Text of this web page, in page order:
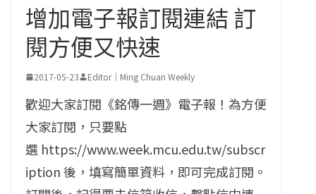
增加電子報訂閱連結 訂
閱方便又快速
2017-05-23 Editor｜Ming Chuan Weekly
歡迎大家訂閱《銘傳一週》電子報！為方便
大家訂閱，只要點
選 https://www.week.mcu.edu.tw/subscr
iption 後，填寫簡單資料，即可完成訂閱。